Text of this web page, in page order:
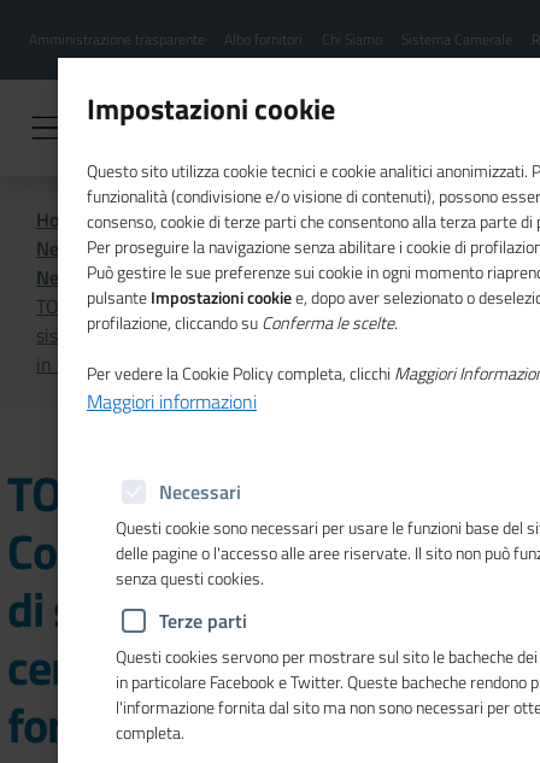
contenuto
Menu
hamburgher
Amministrazione trasparente Albo fornitori Chi Siamo Sistema Camerale
Home
Sistema Camerale
News dal sistema camerale
News dal sistema camerale - Luglio 2026
TOSCANA NORD OVEST - Contributi per l'adozione di
sistemi di gestione certificati, consulenza e formazione
in tema ESG
TOSCANA NORD OVEST -
Contributi per l'adozione
di sistemi di gestione
certificati, consulenza e
formazione in tema ESG
Impostazioni cookie
Questo sito utilizza cookie tecnici e cookie analitici anonimizzati.
funzionalità (condivisione e/o visione di contenuti), possono
consenso, cookie di terze parti che consentono alla terza parte
Per proseguire la navigazione senza abilitare i cookie di
Può gestire le sue preferenze sui cookie in ogni momento
pulsanteImpostazioni cookiee, dopo aver selezionato o
profilazione, cliccando suConferma le scelte.
Per vedere la Cookie Policy completa, clicchi Maggiori
Maggiori informazioni
Necessari
Questi cookie sono necessari per usare le funzioni base del
delle pagine o l'accesso alle aree riservate. Il sito non può
senza questi cookies.
Terze parti
Questi cookies servono per mostrare sul sito le bacheche
in particolare Facebook e Twitter. Queste bacheche rendono
l'informazione fornita dal sito ma non sono necessari per
completa.